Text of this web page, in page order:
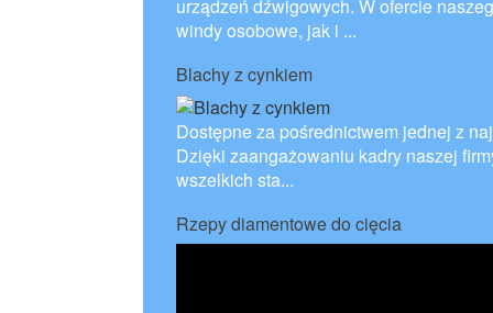
urządzeń dźwigowych. W ofercie
windy osobowe, jak i ...
Blachy z cynkiem
Dostępne za pośrednictwem jednej z
Dzięki zaangażowaniu kadry naszej
wszelkich sta...
Rzepy diamentowe do cięcia